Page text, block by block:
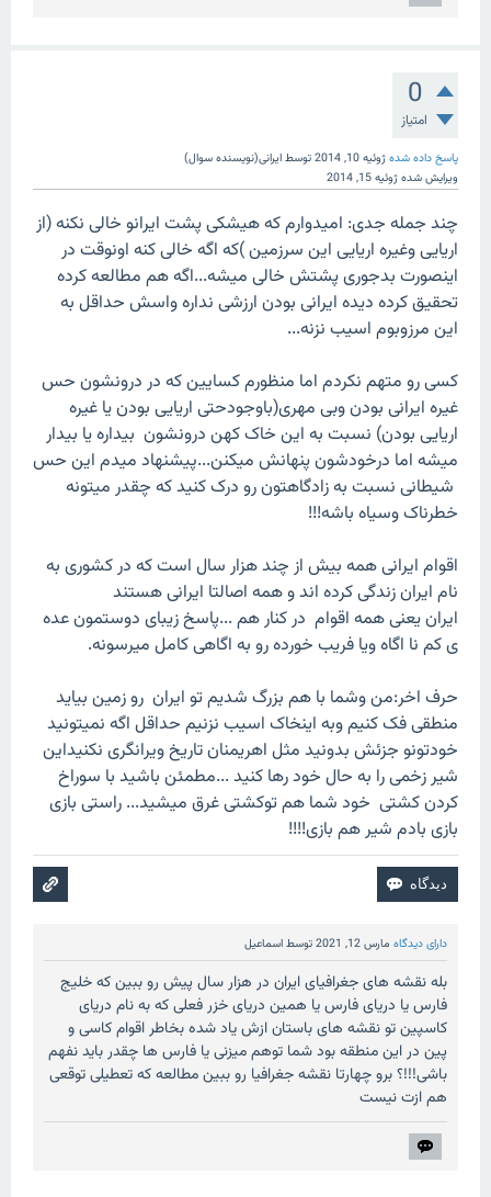
0
امتیاز
پاسخ داده شدهژوئیه 10, 2014 توسطایرانی(نویسنده سوال)
ویرایش شدهژوئیه 15, 2014
چند جمله جدی: امیدوارم که هیشکی پشت ایرانو خالی نکنه (از
اریایی وغیره اریایی این سرزمین )که اگه خالی کنه اونوقت در
اینصورت بدجوری پشتش خالی میشه...اگه هم مطالعه کرده
تحقیق کرده دیده ایرانی بودن ارزشی نداره واسش حداقل به
این مرزوبوم اسیب نزنه...
کسی رو متهم نکردم اما منظورم کسایین که در درونشون حس
غیره ایرانی بودن وبی مهری(باوجودحتی اریایی بودن یا غیره
اریایی بودن) نسبت به این خاک کهن درونشون بیداره یا بیدار
میشه اما درخودشون پنهانش میکنن...پیشنهاد میدم این حس
شیطانی نسبت به زادگاهتون رو درک کنید که چقدر میتونه
خطرناک وسیاه باشه!!!
اقوام ایرانی همه بیش از چند هزار سال است که در کشوری به
نام ایران زندگی کرده اند و همه اصالتا ایرانی هستند
ایران یعنی همه اقوام در کنار هم ...پاسخ زیبای دوستمون عده
ی کم نا اگاه ویا فریب خورده رو به اگاهی کامل میرسونه.
حرف اخر:من وشما با هم بزرگ شدیم تو ایران رو زمین بیاید
منطقی فک کنیم وبه اینخاک اسیب نزنیم حداقل اگه نمیتونید
خودتونو جزئش بدونید مثل اهریمنان تاریخ ویرانگری نکنیداین
شیر زخمی را به حال خود رها کنید ...مطمئن باشید با سوراخ
کردن کشتی خود شما هم توکشتی غرق میشید... راستی بازی
بازی بادم شیر هم بازی!!!!
دارای دیدگاه مارس 12, 2021 توسطاسماعیل
بله نقشه های جغرافیای ایران در هزار سال پیش رو ببین که خلیج
فارس یا دریای فارس یا همین دریای خزر فعلی که به نام دریای
کاسپین تو نقشه های باستان ازش یاد شده بخاطر اقوام کاسی و
پین در این منطقه بود شما توهم میزنی یا فارس ها چقدر باید نفهم
باشی!!!؟ برو چهارتا نقشه جغرافیا رو ببین مطالعه که تعطیلی توقعی
هم ازت نیست